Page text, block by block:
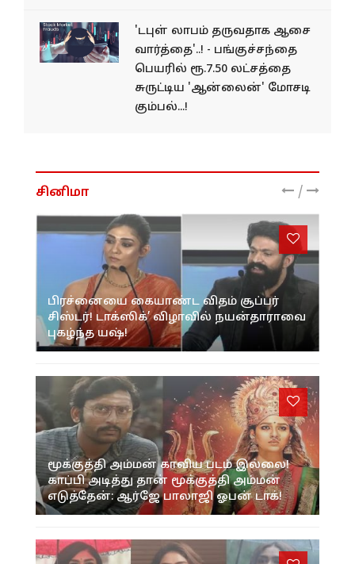
'டபுள் லாபம் தருவதாக ஆசை
வார்த்தை'..! - பங்குச்சந்தை
பெயரில் ரூ.7.50 லட்சத்தை
சுருட்டிய 'ஆன்லைன்' மோசடி
கும்பல்...!
சினிமா /
பிரச்னையை கையாண்ட விதம் சூப்பர்
சிஸ்டர்! டாக்ஸிக்’ விழாவில் நயன்தாராவை
புகழ்ந்த யஷ்!
மூக்குத்தி அம்மன் காவிய படம் இல்லை!
காப்பி அடித்து தான் மூக்குத்தி அம்மன்
எடுத்தேன்: ஆர்ஜே பாலாஜி ஓபன் டாக்!